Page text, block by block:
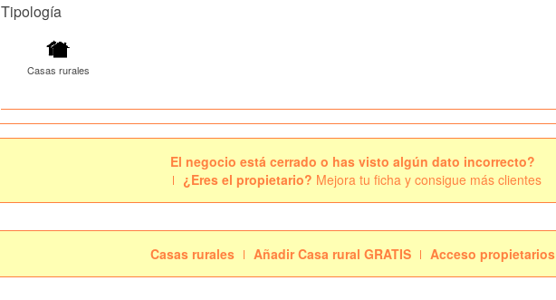
Tipología
Casas rurales
El negocio está cerrado o has visto algún dato incorrecto?
¿Eres el propietario? Mejora tu ficha y consigue más clientes
Casas rurales Añadir Casa rural GRATIS Acceso propietarios